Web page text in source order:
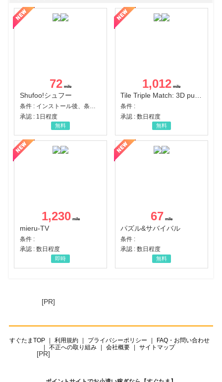
72
Shufoo!シュフー
条件 : インストール後、条件達成
承認 : 1日程度
無料
1,012
Tile Triple Match: 3D puzzle
条件 :
承認 : 数日程度
無料
1,230
mieru-TV
条件 :
承認 : 数日程度
即時
67
パズル&サバイバル
条件 :
承認 : 数日程度
無料
[PR]
すぐたまTOP 利用規約 プライバシーポリシー
FAQ・お問い合わせ
不正への取り組み
会社概要 サイトマップ
[PR]